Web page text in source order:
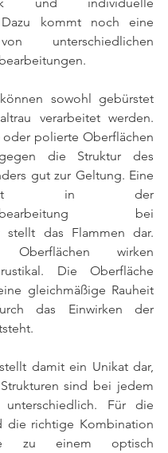
Dazu kommt noch eine
unterschiedlichen
sowohl gebürstet
verarbeitet werden.
oder polierte Oberflächen
die Struktur des
gut zur Geltung. Eine
in der
bei
stellt das Flammen dar.
Oberflächen wirken
Die Oberfläche
gleichmäßige Rauheit
das Einwirken der
damit ein Unikat dar,
sind bei jedem
Für die
die richtige Kombination
zu einem optisch